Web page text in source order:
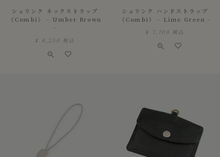
シュリンク ネックストラップ
《Combi》 - Umber Brown
-
¥ 8,250 税込
シュリンク ハンドストラップ
《Combi》 - Lime Green -
¥ 7,700 税込